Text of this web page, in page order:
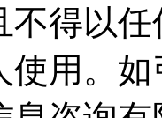
不得以
使用。